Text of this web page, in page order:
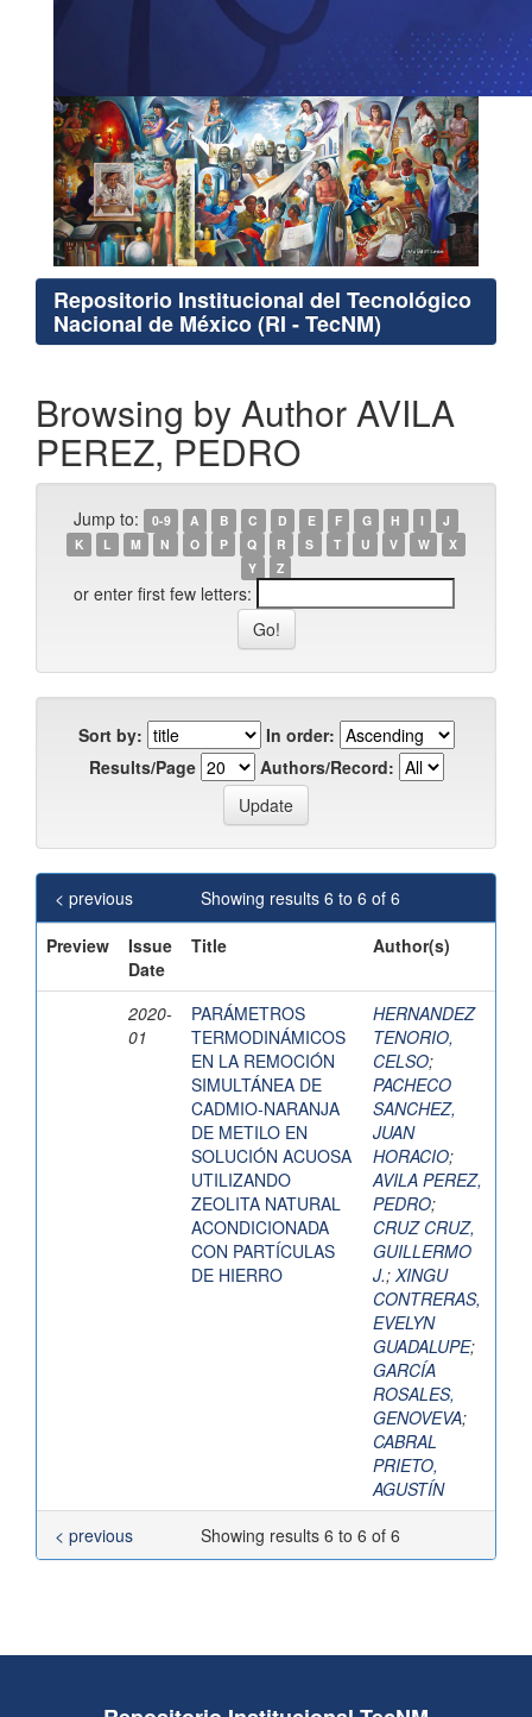
Repositorio Institucional del Tecnológico
Nacional de México (RI - TecNM)
Browsing by Author AVILA
PEREZ, PEDRO
Jump to: 0-9 A B C D E F G H I
J
K
L M N O P Q R S T U V W
X
Y
Z
or enter first few letters:
Sort by:
In order:
Results/Page
Authors/Record:
Showing results 6 to 6 of 6
< previous
Preview
Issue
Date
Title Author(s)
2020-
01
PARÁMETROS
TERMODINÁMICOS
EN LA REMOCIÓN
SIMULTÁNEA DE
CADMIO-NARANJA
DE METILO EN
SOLUCIÓN ACUOSA
UTILIZANDO
ZEOLITA NATURAL
ACONDICIONADA
CON PARTÍCULAS
DE HIERRO
HERNANDEZ
TENORIO,
CELSO;
PACHECO
SANCHEZ,
JUAN
HORACIO;
AVILA PEREZ,
PEDRO;
CRUZ CRUZ,
GUILLERMO
J.; XINGU
CONTRERAS,
EVELYN
GUADALUPE;
GARCÍA
ROSALES,
GENOVEVA;
CABRAL
PRIETO,
AGUSTÍN
Showing results 6 to 6 of 6
< previous